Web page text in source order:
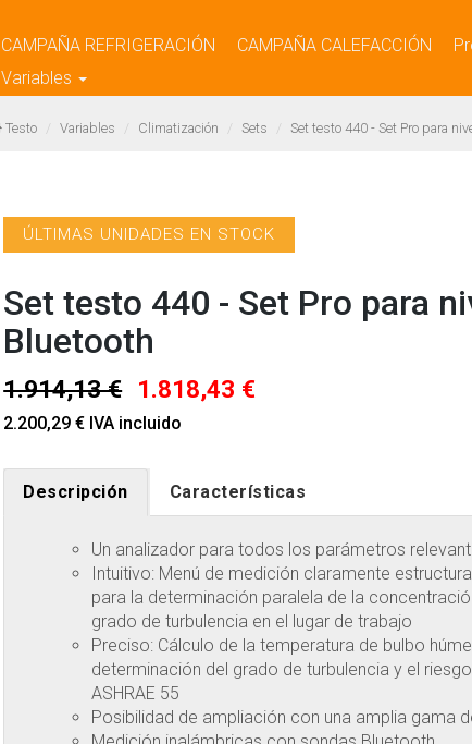
CAMPAÑA REFRIGERACIÓN CAMPAÑA CALEFACCIÓN
Variables
Testo Variables Climatización Sets Set testo 440 - Set Pro para
ÚLTIMAS UNIDADES EN STOCK
Set testo 440 - Set Pro para
Bluetooth
1.914,13 € 1.818,43 €
2.200,29 € IVA incluido
Descripción Características
Un analizador para todos los parámetros
Intuitivo: Menú de medición claramente
para la determinación paralela de la
grado de turbulencia en el lugar de trabajo
Preciso: Cálculo de la temperatura de bulbo
determinación del grado de turbulencia y el
ASHRAE 55
Posibilidad de ampliación con una amplia gama